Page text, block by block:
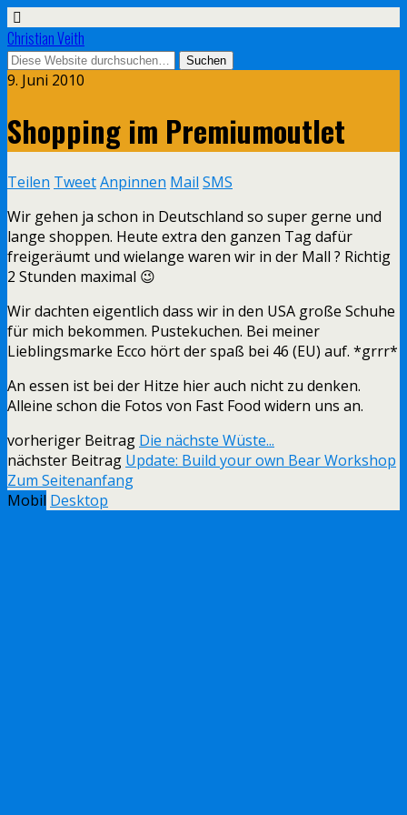
Christian Veith
9. Juni 2010
Shopping im Premiumoutlet
Teilen TweetAnpinnen Mail SMS
Wir gehen ja schon in Deutschland so super gerne und
lange shoppen. Heute extra den ganzen Tag dafür
freigeräumt und wielange waren wir in der Mall ? Richtig
2 Stunden maximal 😉
Wir dachten eigentlich dass wir in den USA große Schuhe
für mich bekommen. Pustekuchen. Bei meiner
Lieblingsmarke Ecco hört der spaß bei 46 (EU) auf. *grrr*
An essen ist bei der Hitze hier auch nicht zu denken.
Alleine schon die Fotos von Fast Food widern uns an.
vorheriger Beitrag Die nächste Wüste...
nächster Beitrag Update: Build your own Bear Workshop
Zum Seitenanfang
Mobil Desktop